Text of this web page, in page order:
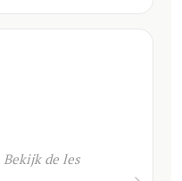
Bekijk de les